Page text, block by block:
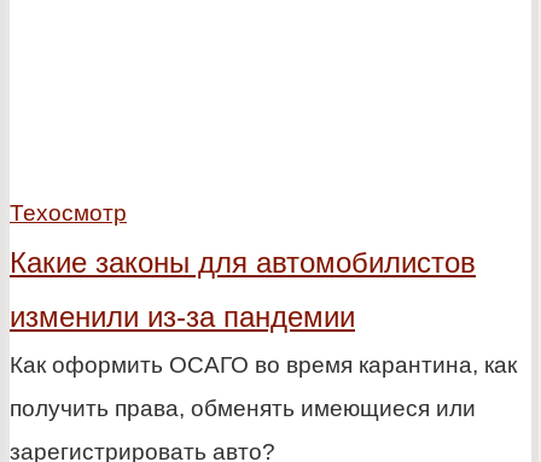
Техосмотр
Какие законы для автомобилистов
изменили из-за пандемии
Как оформить ОСАГО во время карантина, как
получить права, обменять имеющиеся или
зарегистрировать авто?